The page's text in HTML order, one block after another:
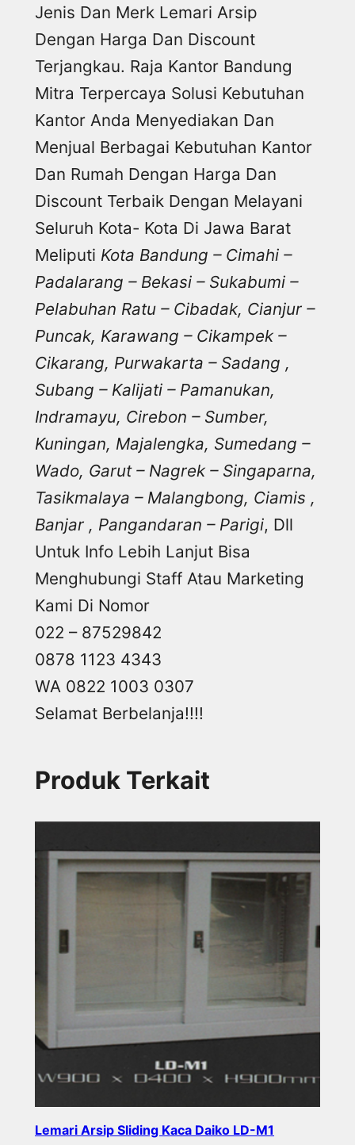
Jenis Dan Merk Lemari Arsip
Dengan Harga Dan Discount
Terjangkau. Raja Kantor Bandung
Mitra Terpercaya Solusi Kebutuhan
Kantor Anda Menyediakan Dan
Menjual Berbagai Kebutuhan Kantor
Dan Rumah Dengan Harga Dan
Discount Terbaik Dengan Melayani
Seluruh Kota- Kota Di Jawa Barat
Meliputi Kota Bandung – Cimahi –
Padalarang – Bekasi – Sukabumi –
Pelabuhan Ratu – Cibadak, Cianjur –
Puncak, Karawang – Cikampek –
Cikarang, Purwakarta – Sadang ,
Subang – Kalijati – Pamanukan,
Indramayu, Cirebon – Sumber,
Kuningan, Majalengka, Sumedang –
Wado, Garut – Nagrek – Singaparna,
Tasikmalaya – Malangbong, Ciamis ,
Banjar , Pangandaran – Parigi, Dll
Untuk Info Lebih Lanjut Bisa
Menghubungi Staff Atau Marketing
Kami Di Nomor
022 – 87529842
0878 1123 4343
WA 0822 1003 0307
Selamat Berbelanja!!!!
Produk Terkait
Lemari Arsip Sliding Kaca Daiko LD-M1